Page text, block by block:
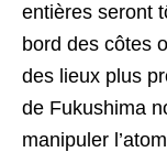
entières seront
bord des côtes
des lieux plus
de Fukushima
manipuler